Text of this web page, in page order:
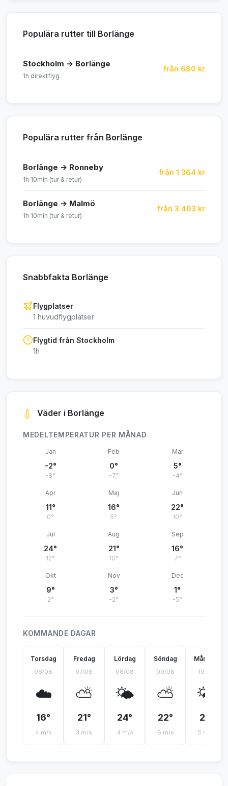
Populära rutter till Borlänge
Stockholm → Borlänge
1h direktflyg
från 680 kr
Populära rutter från Borlänge
Borlänge → Ronneby
1h 10min (tur & retur)
från 1 364 kr
Borlänge → Malmö
1h 10min (tur & retur)
från 3 403 kr
Snabbfakta Borlänge
Flygplatser
1 huvudflygplatser
Flygtid från Stockholm
1h
Väder i Borlänge
MEDELTEMPERATUR PER MÅNAD
Jan
-2°
-8°
Feb
0°
-7°
Mar
5°
-4°
Apr
11°
0°
Maj
16°
5°
Jun
22°
10°
Jul
24°
12°
Aug
21°
10°
Sep
16°
7°
Okt
9°
2°
Nov
3°
-2°
Dec
1°
-5°
KOMMANDE DAGAR
Torsdag
06/08
☁️
16°
4 m/s
Fredag
07/08
⛅
21°
3 m/s
Lördag
08/08
🌤️
24°
4 m/s
Söndag
09/08
⛅
22°
6 m/s
Måndag
10/08
🌤️
21°
5 m/s